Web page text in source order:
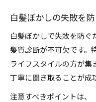
白髪ぼかしの失敗を
白髪ぼかしで失敗を防ぐ
髪質診断が不可欠です。
ライフスタイルの方が集
丁寧に聞き取ることが成
注意すべきポイントは、